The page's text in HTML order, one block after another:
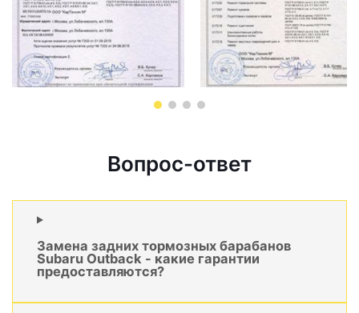
Вопрос-ответ
Замена задних тормозных барабанов
Subaru Outback - какие гарантии
предоставляются?